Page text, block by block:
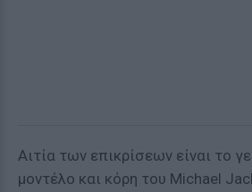
Αιτία των επικρίσεων είναι το
μοντέλο και κόρη του Michael